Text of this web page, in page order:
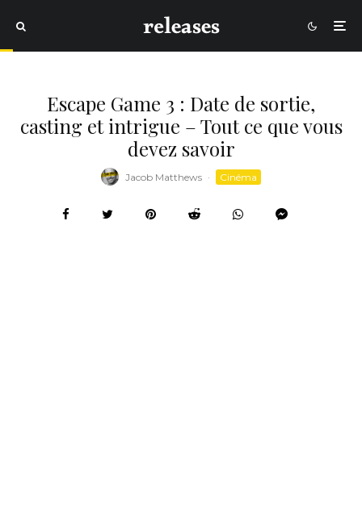
Escape Game 3 : Date de sortie,
casting et intrigue – Tout ce que vous
devez savoir
Jacob Matthews · Cinéma